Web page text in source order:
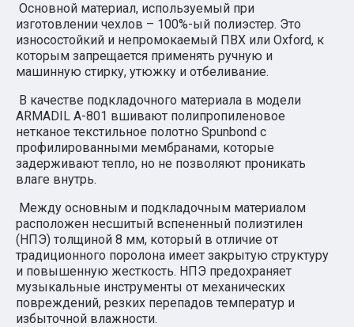
Основной материал, используемый при
изготовлении чехлов – 100%-ый полиэстер. Это
износостойкий и непромокаемый ПВХ или Oxford, к
которым запрещается применять ручную и
машинную стирку, утюжку и отбеливание.
В качестве подкладочного материала в модели
ARMADIL A-801 вшивают полипропиленовое
нетканое текстильное полотно Spunbond с
профилированными мембранами, которые
задерживают тепло, но не позволяют проникать
влаге внутрь.
Между основным и подкладочным материалом
расположен несшитый вспененный полиэтилен
(НПЭ) толщиной 8 мм, который в отличие от
традиционного поролона имеет закрытую структуру
и повышенную жесткость. НПЭ предохраняет
музыкальные инструменты от механических
повреждений, резких перепадов температур и
избыточной влажности.